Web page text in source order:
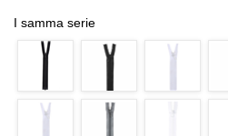
I samma serie